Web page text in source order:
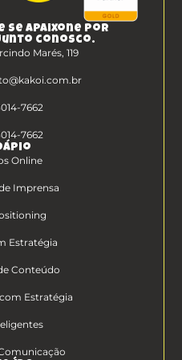
se apaixone por
conosco.
Marés, 119
7662
7662
Online
Imprensa
Estratégia
Conteúdo
Estratégia